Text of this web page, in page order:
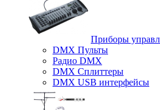
Приборы
DMX Пульты
Радио DMX
DMX Сплиттеры
DMX USB интерфейсы